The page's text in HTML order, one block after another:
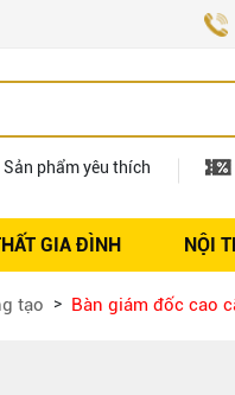
Sản phẩm yêu thích
GIA ĐÌNH NỘI
tạo Bàn giám đốc cao